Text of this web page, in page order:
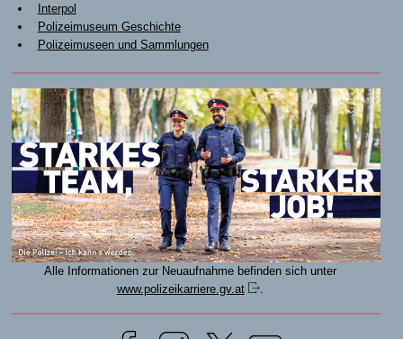
Interpol
Polizeimuseum Geschichte
Polizeimuseen und Sammlungen
Alle Informationen zur Neuaufnahme befinden sich unter
www.polizeikarriere.gv.at
.